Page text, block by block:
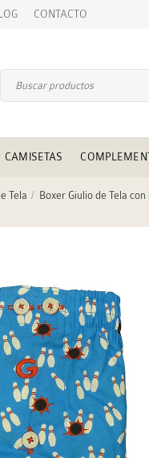
CONTACTO
CAMISETAS
Tela Boxer Giulio de Tela